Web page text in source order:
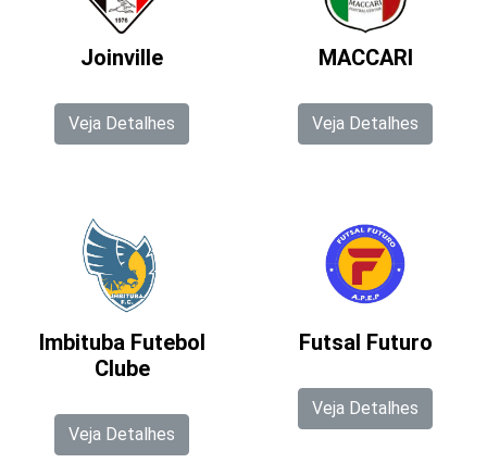
Joinville
Veja Detalhes
MACCARI
Veja Detalhes
Imbituba Futebol
Clube
Veja Detalhes
Futsal Futuro
Veja Detalhes